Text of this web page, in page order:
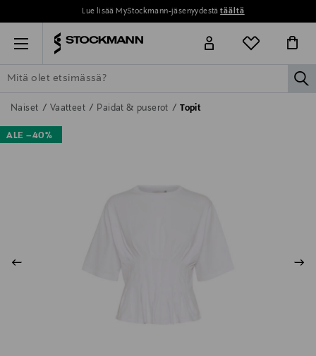
Lue lisää MyStockmann-jäsenyydestätäältä
Menu
ETSI KAIKKI NAISET MIEHET LAPSET
Naiset Vaatteet Paidat & puserot Topit
ALE –40%